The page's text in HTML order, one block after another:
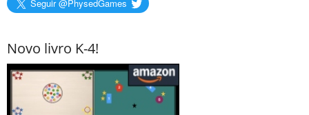
Seguir @PhysedGames
Novo livro K-4!